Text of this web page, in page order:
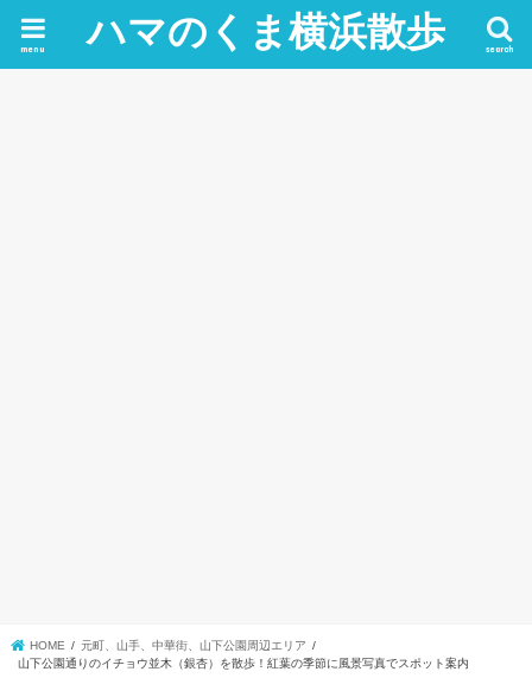
ハマのくま横浜散歩 search
menu
HOME
元町、山手、中華街、山下公園周辺エリア
山下公園通りのイチョウ並木（銀杏）を散歩！紅葉の季節に風景写真でスポット案内